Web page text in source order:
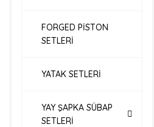
FORGED PİSTON
SETLERİ
YATAK SETLERİ
YAY ŞAPKA SÜBAP
SETLERİ